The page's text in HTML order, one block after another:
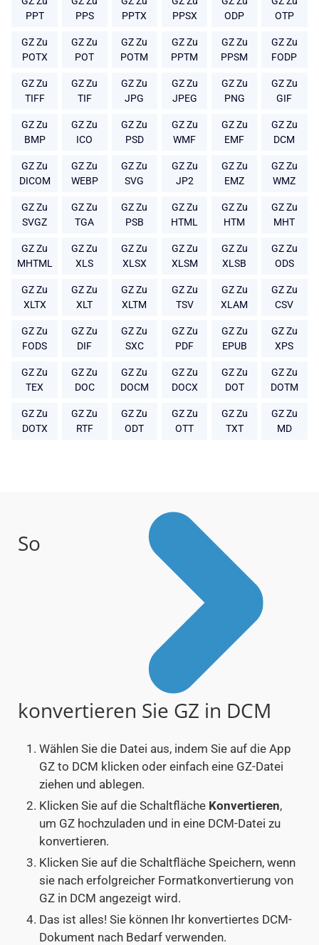
PPT
PPS
PPTX
PPSX
ODP
OTP
GZ Zu
POTX
GZ Zu
POT
GZ Zu
POTM
GZ Zu
PPTM
GZ Zu
PPSM
GZ Zu
FODP
GZ Zu
TIFF
GZ Zu
TIF
GZ Zu
JPG
GZ Zu
JPEG
GZ Zu
PNG
GZ Zu
GIF
GZ Zu
BMP
GZ Zu
ICO
GZ Zu
PSD
GZ Zu
WMF
GZ Zu
EMF
GZ Zu
DCM
GZ Zu
DICOM
GZ Zu
WEBP
GZ Zu
SVG
GZ Zu
JP2
GZ Zu
EMZ
GZ Zu
WMZ
GZ Zu
SVGZ
GZ Zu
TGA
GZ Zu
PSB
GZ Zu
HTML
GZ Zu
HTM
GZ Zu
MHT
GZ Zu
MHTML
GZ Zu
XLS
GZ Zu
XLSX
GZ Zu
XLSM
GZ Zu
XLSB
GZ Zu
ODS
GZ Zu
XLTX
GZ Zu
XLT
GZ Zu
XLTM
GZ Zu
TSV
GZ Zu
XLAM
GZ Zu
CSV
GZ Zu
FODS
GZ Zu
DIF
GZ Zu
SXC
GZ Zu
PDF
GZ Zu
EPUB
GZ Zu
XPS
GZ Zu
TEX
GZ Zu
DOC
GZ Zu
DOCM
GZ Zu
DOCX
GZ Zu
DOT
GZ Zu
DOTM
GZ Zu
DOTX
GZ Zu
RTF
GZ Zu
ODT
GZ Zu
OTT
GZ Zu
TXT
GZ Zu
MD
So
konvertieren Sie GZ in DCM
Wählen Sie die Datei aus, indem Sie auf die App
GZ to DCM klicken oder einfach eine GZ-Datei
ziehen und ablegen.
Klicken Sie auf die Schaltfläche Konvertieren,
um GZ hochzuladen und in eine DCM-Datei zu
konvertieren.
Klicken Sie auf die Schaltfläche Speichern, wenn
sie nach erfolgreicher Formatkonvertierung von
GZ in DCM angezeigt wird.
Das ist alles! Sie können Ihr konvertiertes DCM-
Dokument nach Bedarf verwenden.